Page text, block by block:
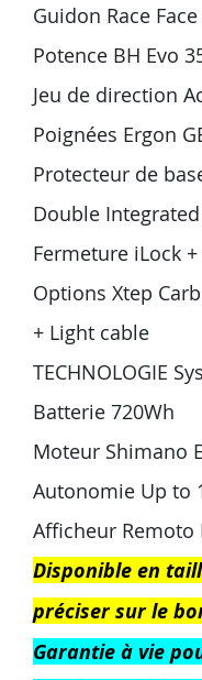
Guidon Race
Potence BH Evo
Jeu de direction
Poignées Ergon
Protecteur de
Double Integrated
Fermeture iLock
Options Xtep
+ Light cable
TECHNOLOGIE
Batterie 720Wh
Moteur Shimano
Autonomie Up to
Afficheur Remoto
Disponible en
préciser sur le
Garantie à vie